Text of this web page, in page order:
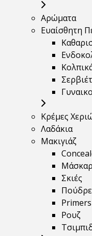
Αρώματα
Ευαίσθητη
Κρέμες
Λαδάκια
Μακιγιάζ
Σκιές
Primers
Ρουζ